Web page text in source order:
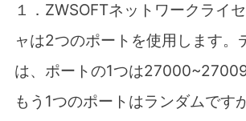
１．ZWSOFTネットワークライ
ャは2つのポートを使用します。
は、ポートの1つは
もう 1つのポートはランダムです